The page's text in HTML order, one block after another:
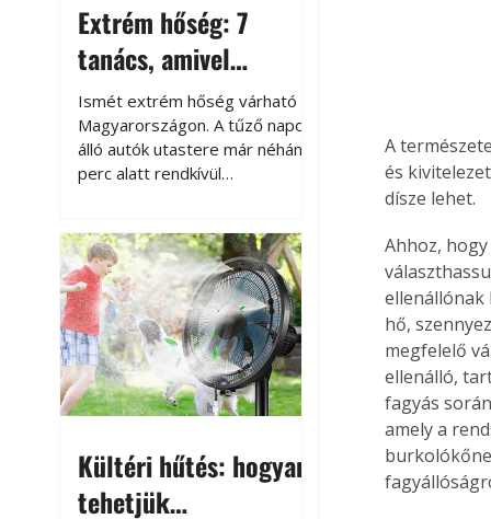
Extrém hőség: 7
tanács, amivel
megóvhatjuk
autónkat a nyári
károktól
Ismét extrém hőség várható
Magyarországon. A tűző napon
álló autók utastere már néhány
perc alatt rendkívül
megközelítheti. Ez nemcsak a
beszállást teszi kellemetlenné,
hanem az autó állapotára és a
benne hagyott tárgyakra is
káros hatással lehet. Néhány
egyszerű óvintézkedéssel
azonban jelentősen
csökkenthetjük a hőség káros
Kültéri hűtés: hogyan
tehetjük
A
és
dísze lehet.
Ahhoz,
ellenállónak
hő,
megfelelő
ellenálló,
fagyás
amely a